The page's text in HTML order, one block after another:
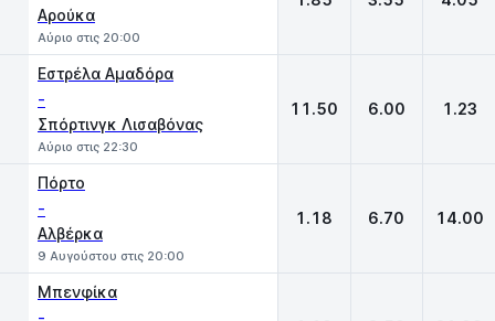
Αρούκα
Αύριο στις 20:00
Εστρέλα Αμαδόρα
-
Σπόρτινγκ Λισαβόνας
Αύριο στις 22:30
11.50 6.00 1.23
Πόρτο
-
Αλβέρκα
9 Αυγούστου στις 20:00
1.18 6.70 14.00
Μπενφίκα